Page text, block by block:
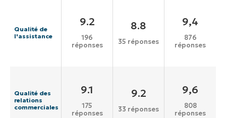
Qualité de
l'assistance
9.2
196
réponses
8.8
35 réponses
9,4
876
réponses
Qualité des
relations
commerciales
9.1
175
réponses
9.2
33 réponses
9,6
808
réponses